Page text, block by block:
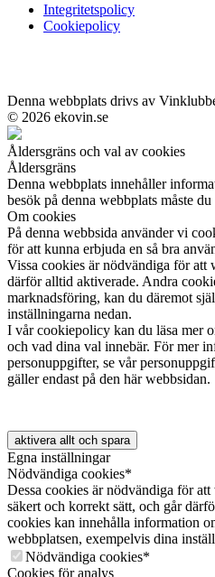
Integritetspolicy
Cookiepolicy
Denna webbplats drivs av
© 2026 ekovin.se
Åldersgräns och val av cookies
Åldersgräns
Denna webbplats innehåller
besök på denna webbplats måste
Om cookies
På denna webbsida använder vi
för att kunna erbjuda en så bra
Vissa cookies är nödvändiga för att
därför alltid aktiverade. Andra
marknadsföring, kan du däremot
inställningarna nedan.
I vår cookiepolicy kan du läsa mer
och vad dina val innebär. För mer
personuppgifter, se vår
gäller endast på den här webbsidan.
aktivera allt och spara
Egna inställningar
Nödvändiga cookies*
Dessa cookies är nödvändiga för
säkert och korrekt sätt, och går
cookies kan innehålla information
webbplatsen, exempelvis dina
Nödvändiga cookies*
Cookies för analys